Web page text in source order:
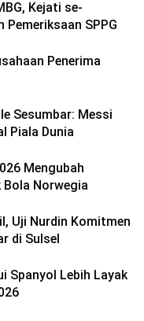
Kejati se-
SPPG
Penerima
Sesumbar: Messi
Piala Dunia
Mengubah
Bola Norwegia
Uji Nurdin Komitmen
di Sulsel
Spanyol Lebih Layak